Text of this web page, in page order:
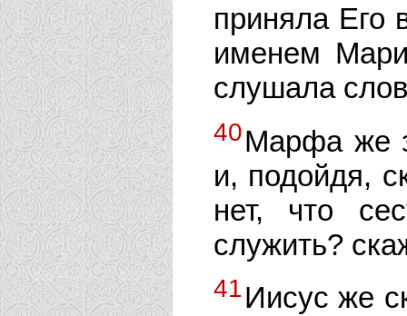
приняла Его
именем
слушала
40Марфа же
и, подойдя,
нет, что
служить?
41Иисус же